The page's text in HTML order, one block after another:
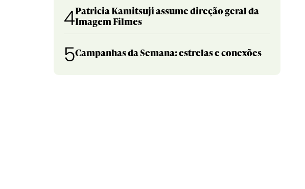
4Patricia Kamitsuji assume direção geral da
Imagem Filmes
5Campanhas da Semana: estrelas e conexões